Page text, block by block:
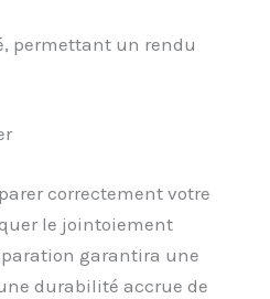
permettant un rendu
correctement votre
le jointoiement
garantira une
durabilité accrue de